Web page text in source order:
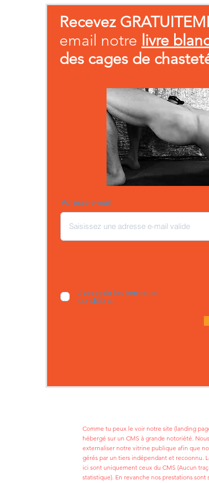
Recevez
email notre livre
des cages de
Adresse e-mail
J’accepte les termes et
conditions
Comme tu peux le voir notre site (landing
hébergé sur un CMS à grande notoriété.
externaliser notre vitrine publique afin que
gérés par un tiers indépendant et recoonnu.
ici sont uniquement ceux du CMS (Aucun
statistique). En revanche nos prestations sont